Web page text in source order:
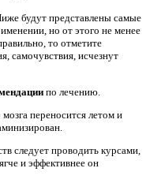
будут представлены самые
но от этого не менее
то отметите
самочувствия, исчезнут
по лечению.
переносится летом и
следует проводить курсами,
и эффективнее он